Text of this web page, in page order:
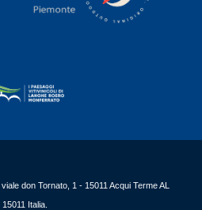
don Tornato, 1 - 15011 Acqui Terme AL
15011 Italia.